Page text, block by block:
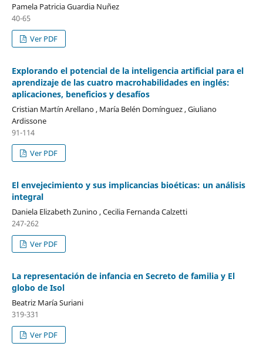
Pamela Patricia Guardia Nuñez
40-65
Ver PDF
Explorando el potencial de la inteligencia artificial para el
aprendizaje de las cuatro macrohabilidades en inglés:
aplicaciones, beneficios y desafíos
Cristian Martín Arellano , María Belén Domínguez , Giuliano
Ardissone
91-114
Ver PDF
El envejecimiento y sus implicancias bioéticas: un análisis
integral
Daniela Elizabeth Zunino , Cecilia Fernanda Calzetti
247-262
Ver PDF
La representación de infancia en Secreto de familia y El
globo de Isol
Beatriz María Suriani
319-331
Ver PDF